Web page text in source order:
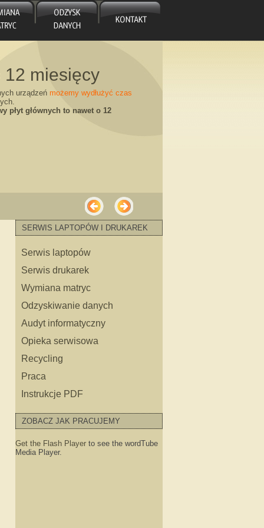
12 miesięcy
urządzeń możemy wydłużyć czas
płyt głównych to nawet o 12
„od ręki”
Katowicach NOWE i UŻYWANE!
do HP
sprzętu HP
SERWIS LAPTOPÓW I DRUKAREK
Serwis laptopów
Serwis drukarek
Wymiana matryc
Odzyskiwanie danych
Audyt informatyczny
Opieka serwisowa
Recycling
Praca
Instrukcje PDF
ZOBACZ JAK PRACUJEMY
Get the Flash Player to see the wordTube
Media Player.